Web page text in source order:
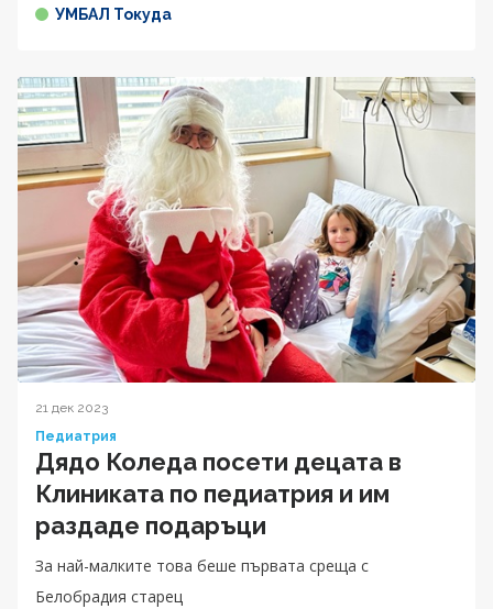
УМБАЛ Токуда
21 дек 2023
Педиатрия
Дядо Коледа посети децата в
Клиниката по педиатрия и им
раздаде подаръци
За най-малките това беше първата среща с
Белобрадия старец